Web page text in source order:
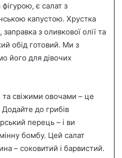
є салат з
капустою. Хрустка
з оливкової олії та
обід готовий. Ми з
його для дівочих
свіжими овочами – це
Додайте до грибів
перець – і ви
бомбу. Цей салат
– соковитий і барвистий.